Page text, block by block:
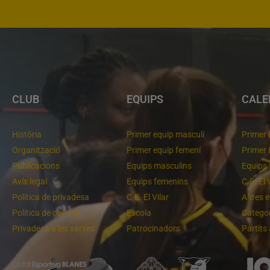
CLUB
Història
Organització
Publicacions
Avís legal
Política de privadesa
Política de galetes
Privadesa a les xarxes
EQUIPS
Primer equip masculí
Primer equip femení
Equips masculins
Equips femenins
C.E. El Vilar
Escola
Patrocinadors
Primer
Primer
Equips
C.E. El
Altres
Partits
Un final rodó Cloenda de temporada